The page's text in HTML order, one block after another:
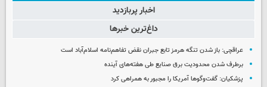
اخبار پربازدید
داغ‌ترین خبرها
عراقچی: باز شدن تنگه هرمز تابع جبران نقض تفاهم‌نامه اسلام‌آباد است
برطرف شدن محدودیت‌ برق صنایع طی هفته‌های آینده
پزشکیان: گفت‌وگوها آمریکا را مجبور به همراهی کرد